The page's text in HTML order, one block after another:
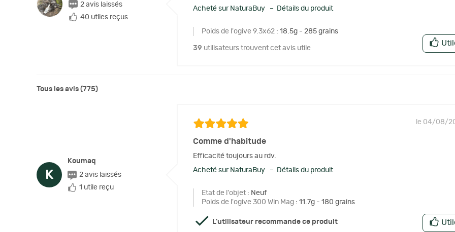
2 avis laissés
40 utiles reçus
Acheté sur NaturaBuy – Détails du produit
Poids de l'ogive 9.3x62 : 18.5g - 285 grains
39 utilisateurs trouvent cet avis utile
Tous les avis (775)
K
Koumaq
2 avis laissés
1 utile reçu
le 04/08/
Comme d'habitude
Efficacité toujours au rdv.
Acheté sur NaturaBuy – Détails du produit
Etat de l'objet : Neuf
Poids de l'ogive 300 Win Mag : 11.7g - 180 grains
L'utilisateur recommande ce produit